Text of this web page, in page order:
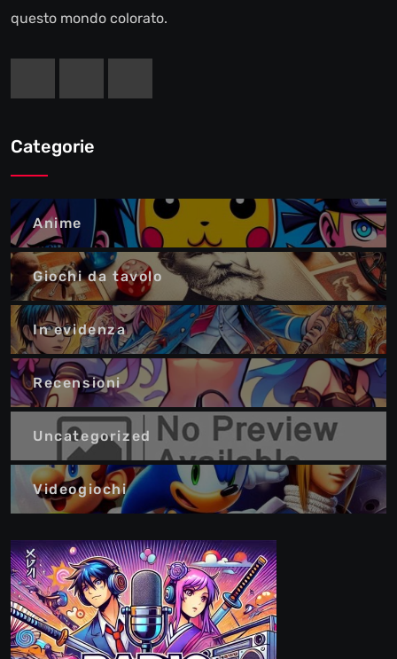
questo mondo colorato.
Categorie
Anime
Giochi da tavolo
In evidenza
Recensioni
Uncategorized
Videogiochi